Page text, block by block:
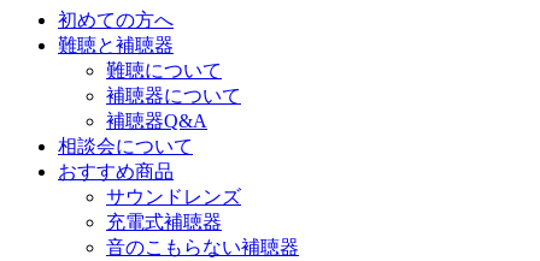
初めての方へ
難聴と補聴器
難聴について
補聴器について
補聴器Q&A
相談会について
おすすめ商品
サウンドレンズ
充電式補聴器
音のこもらない補聴器